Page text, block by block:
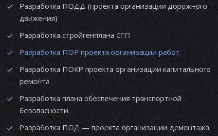
Разработка ПОДД (проекта организации дорожного
движения)
Разработка стройгенплана СГП
Разработка ПОР проекта организации работ
Разработка ПОКР проекта организации капитального
ремонта
Разработка плана обеспечения транспортной
безопасности
Разработка ПОД — проекта организации демонтажа